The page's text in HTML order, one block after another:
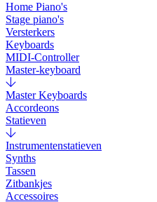
Home Piano's
Stage piano's
Versterkers
Keyboards
MIDI-Controller
Master-keyboard
Master Keyboards
Accordeons
Statieven
Instrumentenstatieven
Synths
Tassen
Zitbankjes
Accessoires